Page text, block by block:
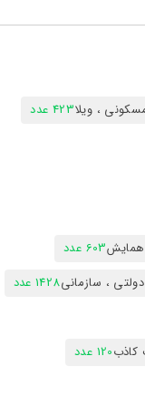
، ویلا423 عدد
همایش603 عدد
، سازمانی1428 عدد
120 عدد